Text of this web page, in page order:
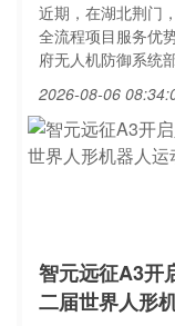
近期，在湖北荆门
全流程项目服务优
府无人机防御系统
2026-08-06
智元远征A3开
二届世界人形